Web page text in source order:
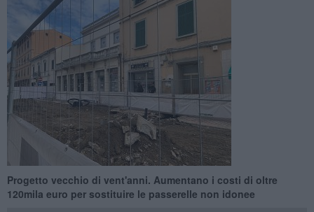
Progetto vecchio di vent'anni. Aumentano i costi di oltre
120mila euro per sostituire le passerelle non idonee